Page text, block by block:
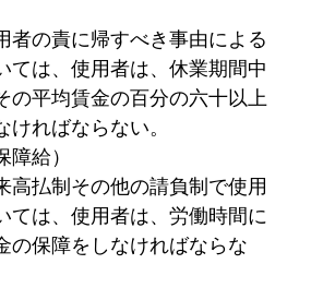
者の責に帰すべき事由による
ては、使用者は、休業期間中
の平均賃金の百分の六十以上
ればならない。
障給）
高払制その他の請負制で使用
ては、使用者は、労働時間に
の保障をしなければならな